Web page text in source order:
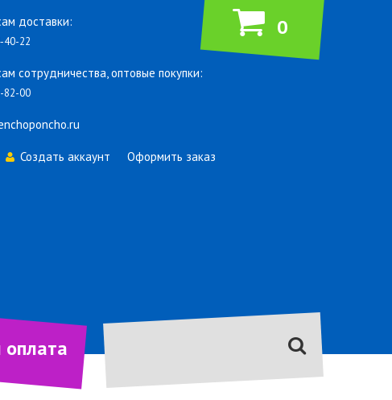
доставки:
40-22
сотрудничества, оптовые покупки:
82-00
0
Создать аккаунт Оформить заказ
оплата